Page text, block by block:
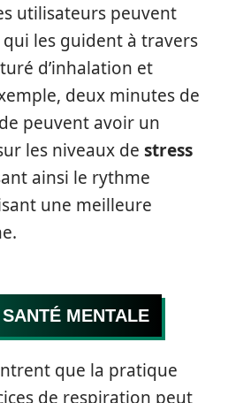
utilisateurs peuvent
qui les guident à travers
d’inhalation et
deux minutes de
peuvent avoir un
les niveaux de stress
ainsi le rythme
une meilleure
MENTALE
que la pratique
de respiration peut